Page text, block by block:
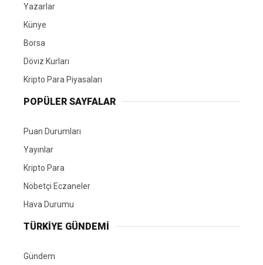
Yazarlar
Künye
Borsa
Döviz Kurları
Kripto Para Piyasaları
POPÜLER SAYFALAR
Puan Durumları
Yayınlar
Kripto Para
Nöbetçi Eczaneler
Hava Durumu
TÜRKIYE GÜNDEMI
Gündem